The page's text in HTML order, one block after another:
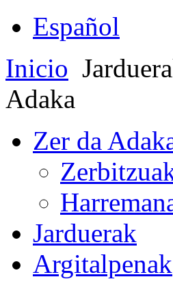
Español
Inicio
Adaka
Zer da
Jarduerak
Argitalpenak